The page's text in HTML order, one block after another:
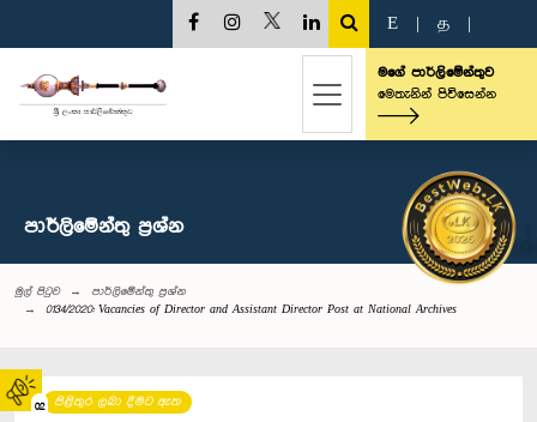
02
E த
මගේ පාර්ලිමේන්තුව
මෙතැනින් පිවිසෙන්න
පාර්ලි‌මේන්තු‌ ප්‍රශ්න
මුල් පිටුව
පාර්ලි‌මේන්තු‌ ප්‍රශ්න
0134/2020: Vacancies of Director and Assistant Director Post at National Archives
පිළිතුර ලබා දීමට ඇත